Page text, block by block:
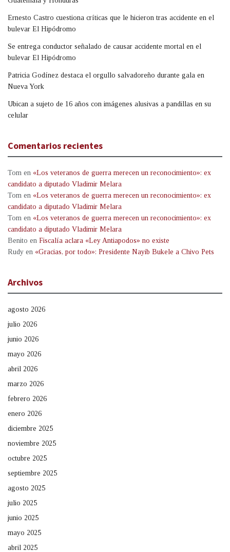
Ernesto Castro cuestiona críticas que le hicieron tras accidente en el
bulevar El Hipódromo
Se entrega conductor señalado de causar accidente mortal en el
bulevar El Hipódromo
Patricia Godínez destaca el orgullo salvadoreño durante gala en
Nueva York
Ubican a sujeto de 16 años con imágenes alusivas a pandillas en su
celular
Comentarios recientes
Tom en «Los veteranos de guerra merecen un reconocimiento»: ex
candidato a diputado Vladimir Melara
Tom en «Los veteranos de guerra merecen un reconocimiento»: ex
candidato a diputado Vladimir Melara
Tom en «Los veteranos de guerra merecen un reconocimiento»: ex
candidato a diputado Vladimir Melara
Benito en Fiscalía aclara «Ley Antiapodos» no existe
Rudy en «Gracias, por todo»: Presidente Nayib Bukele a Chivo Pets
Archivos
agosto 2026
julio 2026
junio 2026
mayo 2026
abril 2026
marzo 2026
febrero 2026
enero 2026
diciembre 2025
noviembre 2025
octubre 2025
septiembre 2025
agosto 2025
julio 2025
junio 2025
mayo 2025
abril 2025